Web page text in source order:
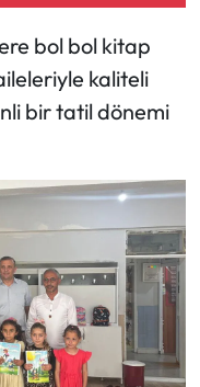
bol bol kitap
kaliteli
bir tatil dönemi